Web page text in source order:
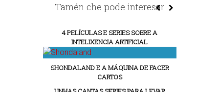
Tamén che pode interesar
4 PELÍCULAS E SERIES SOBRE A
INTELIXENCIA ARTIFICIAL
SHONDALAND E A MÁQUINA DE FACER
CARTOS